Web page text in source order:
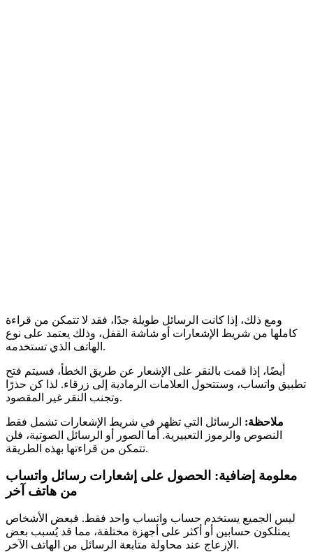
ومع ذلك، إذا كانت الرسائل طويلة جدًا، فقد لا تتمكن من قراءة
كاملها من شريط الإشعارات أو شاشة القفل، وذلك يعتمد على نوع
الهاتف الذي تستخدمه.
أيضًا، إذا قمت بالنقر على الإشعار عن طريق الخطأ، فسيتم فتح
تطبيق واتساب، وستتحول العلامات الرمادية إلى زرقاء. لذا كن حذرًا
وتجنب النقر غير المقصود.
ملاحظة: الرسائل التي تظهر في شريط الإشعارات تشمل فقط
النصوص والرموز التعبيرية. أما الصور أو الرسائل الصوتية، فلن
تتمكن من قراءتها بهذه الطريقة.
معلومة إضافية: الحصول على إشعارات رسائل واتساب
من هاتف آخر
ليس الجميع يستخدم حساب واتساب واحد فقط. فبعض الأشخاص
يمتلكون حسابين أو أكثر على أجهزة مختلفة، مما قد يُسبب بعض
الإزعاج عند محاولة متابعة الرسائل من الهاتف الآخر.